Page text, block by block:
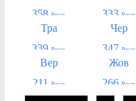
358 Posts
333 Posts
Тра
339 Posts
Чер
347 Posts
Вер
211
Posts
Жов
266 Posts